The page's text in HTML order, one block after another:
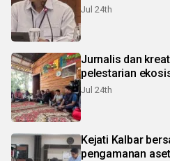
Jul 24th
Jurnalis dan
pelestarian
Jul 24th
Kejati Kalbar
pengamanan